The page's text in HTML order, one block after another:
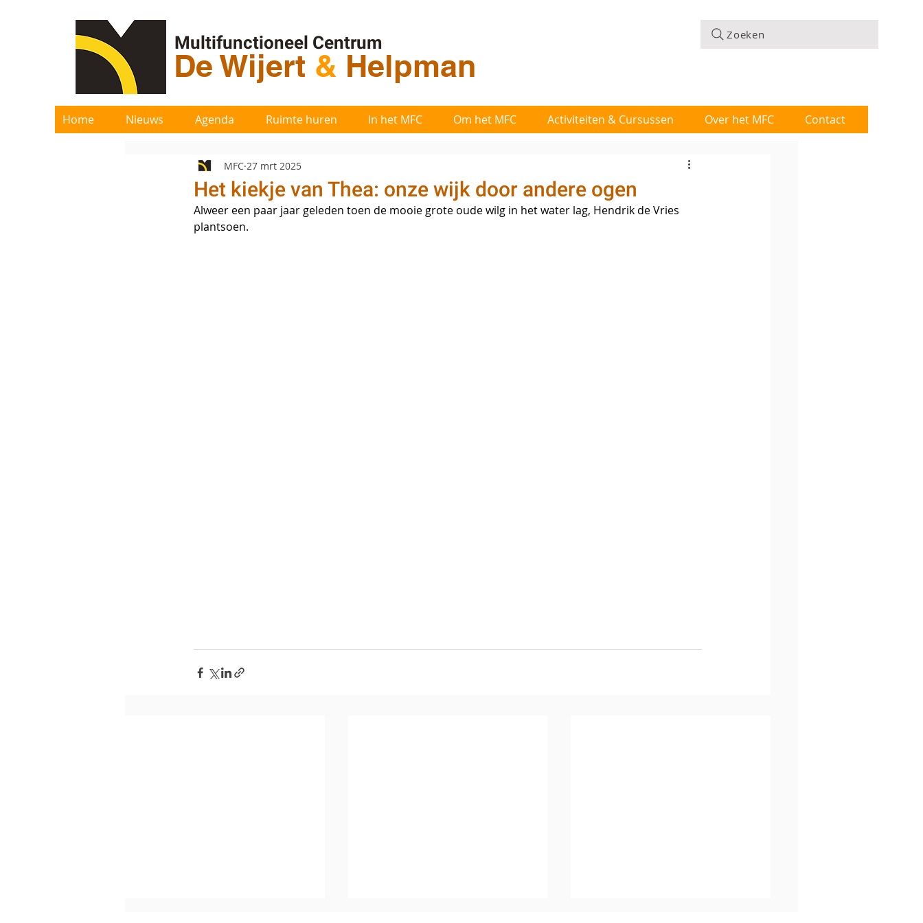
Multifunctioneel Centrum
De Wijert & Helpman
Zoeken
Home Nieuws Agenda Ruimte huren In het MFC Om het MFC Activiteiten & Cursussen Over het MFC Contact
Het kiekje van Thea: onze wijk door andere ogen
MFC 27 mrt 2025
Alweer een paar jaar geleden toen de mooie grote oude wilg in het water lag, Hendrik de Vries
plantsoen.